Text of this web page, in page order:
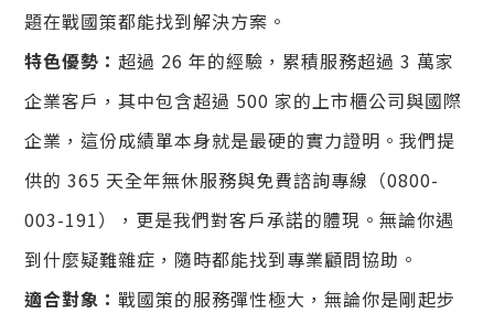
題在戰國策都能找到解決方案。
特色優勢：超過 26 年的經驗，累積服務超過 3 萬家
企業客戶，其中包含超過 500 家的上市櫃公司與國際
企業，這份成績單本身就是最硬的實力證明。我們提
供的 365 天全年無休服務與免費諮詢專線（0800-
003-191），更是我們對客戶承諾的體現。無論你遇
到什麼疑難雜症，隨時都能找到專業顧問協助。
適合對象：戰國策的服務彈性極大，無論你是剛起步